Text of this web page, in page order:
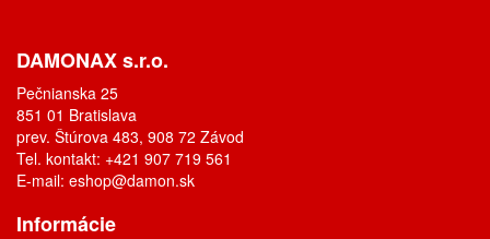
DAMONAX s.r.o.
Pečnianska 25
851 01 Bratislava
prev. Štúrova 483, 908 72 Závod
Tel. kontakt: +421 907 719 561
E-mail: eshop@damon.sk
Informácie